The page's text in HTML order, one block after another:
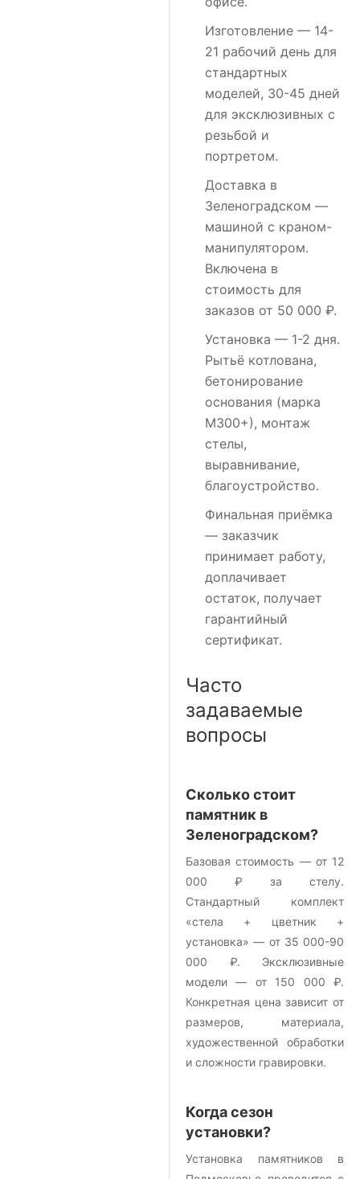
Изготовление — 14-
21 рабочий день для
стандартных
моделей, 30-45 дней
для эксклюзивных с
резьбой и
портретом.
Доставка в
Зеленоградском —
машиной с краном-
манипулятором.
Включена в
стоимость для
заказов от 50 000 ₽.
Установка — 1-2 дня.
Рытьё котлована,
бетонирование
основания (марка
М300+), монтаж
стелы,
выравнивание,
благоустройство.
Финальная приёмка
— заказчик
принимает работу,
доплачивает
остаток, получает
гарантийный
сертификат.
Часто
задаваемые
вопросы
Сколько стоит
памятник в
Зеленоградском?
Базовая стоимость — от 12
000 ₽ за стелу.
Стандартный комплект
«стела + цветник +
установка» — от 35 000-90
000 ₽. Эксклюзивные
модели — от 150 000 ₽.
Конкретная цена зависит от
размеров, материала,
художественной обработки
и сложности гравировки.
Когда сезон
установки?
Установка памятников в